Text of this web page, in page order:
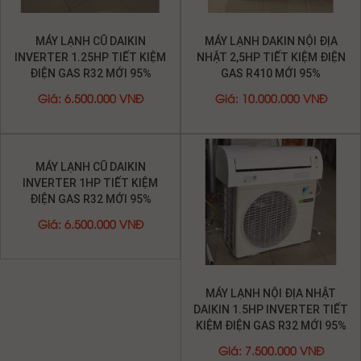
MÁY LẠNH CŨ DAIKIN
INVERTER 1HP TIẾT KIỆM
ĐIỆN GAS R32 MỚI 95%
Giá: 6.500.000 VNĐ
MÁY LẠNH NỘI ĐỊA NHẬT
DAIKIN 1.5HP INVERTER TIẾT
KIỆM ĐIỆN GAS R32 MỚI 95%
Giá :7.500.000 VNĐ
MÁY LẠNH TOSHIBA NỘI ĐỊA
NHẬT INVERTER TIẾT KIỆM
ĐIỆN 1.25HP GAS R410 MỚI
Giá: 6.000.000 VNĐ